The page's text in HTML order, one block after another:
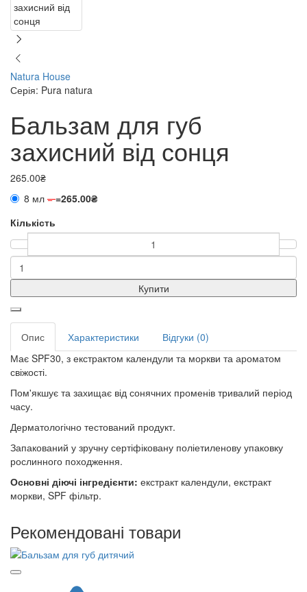
Natura House
Серія: Pura natura
Бальзам для губ
захисний від сонця
265.00₴
8 мл ==265.00₴
Кількість
Купити
Опис Характеристики
Відгуки (0)
Має SPF30, з екстрактом календули та моркви та ароматом
свіжості.
Пом'якшує та захищає від сонячних променів тривалий період
часу.
Дерматологічно тестований продукт.
Запакований у зручну сертіфіковану поліетиленову упаковку
рослинного походження.
Основні діючі інгредієнти: екстракт календули, екстракт
моркви, SPF фільтр.
Рекомендовані товари